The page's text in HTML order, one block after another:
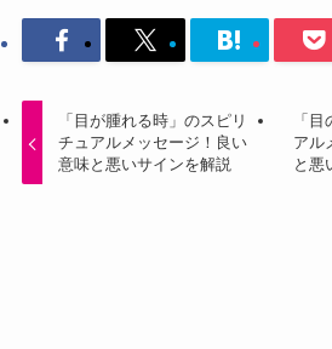
「目が腫れる時」のスピリ
チュアルメッセージ！良い
意味と悪いサインを解説
「
アル
と悪